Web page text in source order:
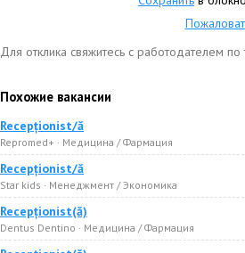
Для отклика свяжитесь с работодателем
Похожие вакансии
Recepționist/ă
Repromed+ · Медицина / Фармация
Recepționist/ă
Star kids · Менеджмент / Экономика
Recepționist(ă)
Dentus Dentino · Медицина / Фармация